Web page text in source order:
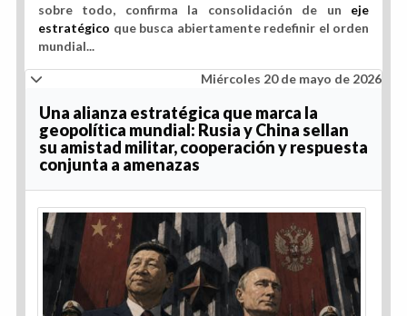
sobre todo, confirma la consolidación de un eje
estratégico que busca abiertamente redefinir el orden
mundial...
Miércoles 20 de mayo de 2026
Una alianza estratégica que marca la
geopolítica mundial: Rusia y China sellan
su amistad militar, cooperación y respuesta
conjunta a amenazas